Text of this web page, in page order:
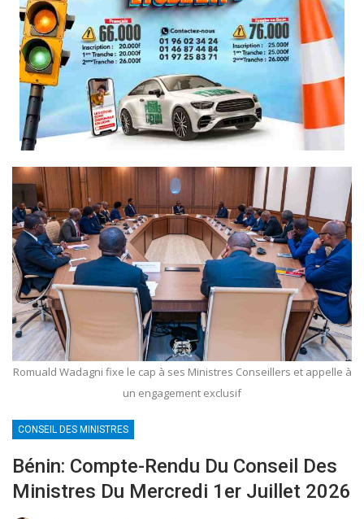
Romuald Wadagni fixe le cap à ses Ministres Conseillers et appelle à
un engagement exclusif
CONSEIL DES MINISTRES
Bénin: Compte-Rendu Du Conseil Des
Ministres Du Mercredi 1er Juillet 2026